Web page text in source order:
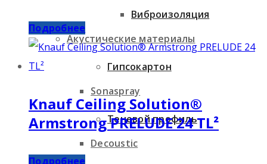
Акустические материалы
Sonaspray
Decoustic
Виброизоляция
Гипсокартон
Теневой профиль
Подробнее
Knauf Ceiling Solution®
Armstrong PRELUDE 24 TL²
Подробнее